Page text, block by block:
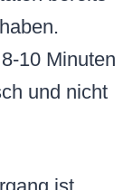
10 Minuten
und nicht